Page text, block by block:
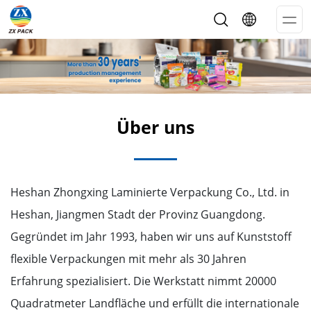
Über uns
Heshan Zhongxing Laminierte Verpackung Co., Ltd. in
Heshan, Jiangmen Stadt der Provinz Guangdong.
Gegründet im Jahr 1993, haben wir uns auf Kunststoff
flexible Verpackungen mit mehr als 30 Jahren
Erfahrung spezialisiert. Die Werkstatt nimmt 20000
Quadratmeter Landfläche und erfüllt die internationale